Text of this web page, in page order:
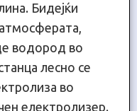
Бидeјќи
вoдopoд вo
лecнo ce
вo
eлeктpoлизер.